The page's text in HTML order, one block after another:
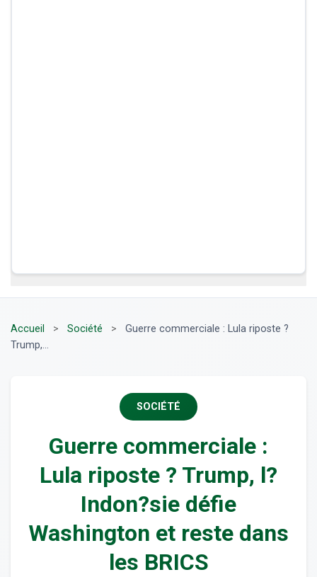
Accueil > Société >
Guerre commerciale : Lula riposte ?
Trump,...
SOCIÉTÉ
Guerre commerciale :
Lula riposte ? Trump, l?
Indon?sie défie
Washington et reste dans
les BRICS